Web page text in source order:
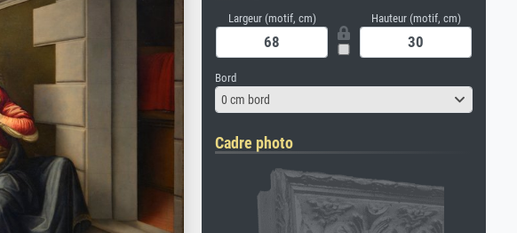
Largeur (motif, cm) Hauteur (motif, cm)
Bord
0 cm bord
Cadre photo